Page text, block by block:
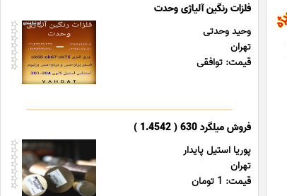
فلزات رنگین آلیاژی وحدت
وحید وحدتی
تهران
قیمت: توافقی
فروش میلگرد 630 ( 1.4542 )
پوریا استیل پایدار
تهران
قیمت: 1 تومان